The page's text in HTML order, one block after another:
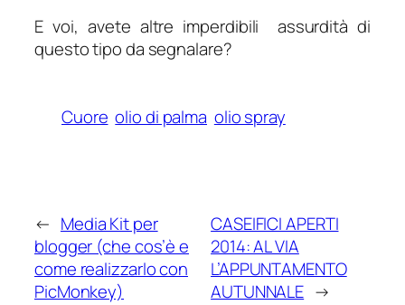
E voi, avete altre imperdibili assurdità di
questo tipo da segnalare?
Cuore olio di palma olio spray
← Media Kit per
blogger (che cos’è e
come realizzarlo con
PicMonkey)
CASEIFICI APERTI
2014: AL VIA
L’APPUNTAMENTO
AUTUNNALE →